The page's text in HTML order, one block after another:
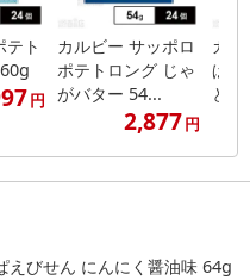
テト
円
カルビー サッポロ
ポテトロング じゃ
がバター 54...
2,877円
カ
ぱえ
と
えびせん にんにく醤油味 64g